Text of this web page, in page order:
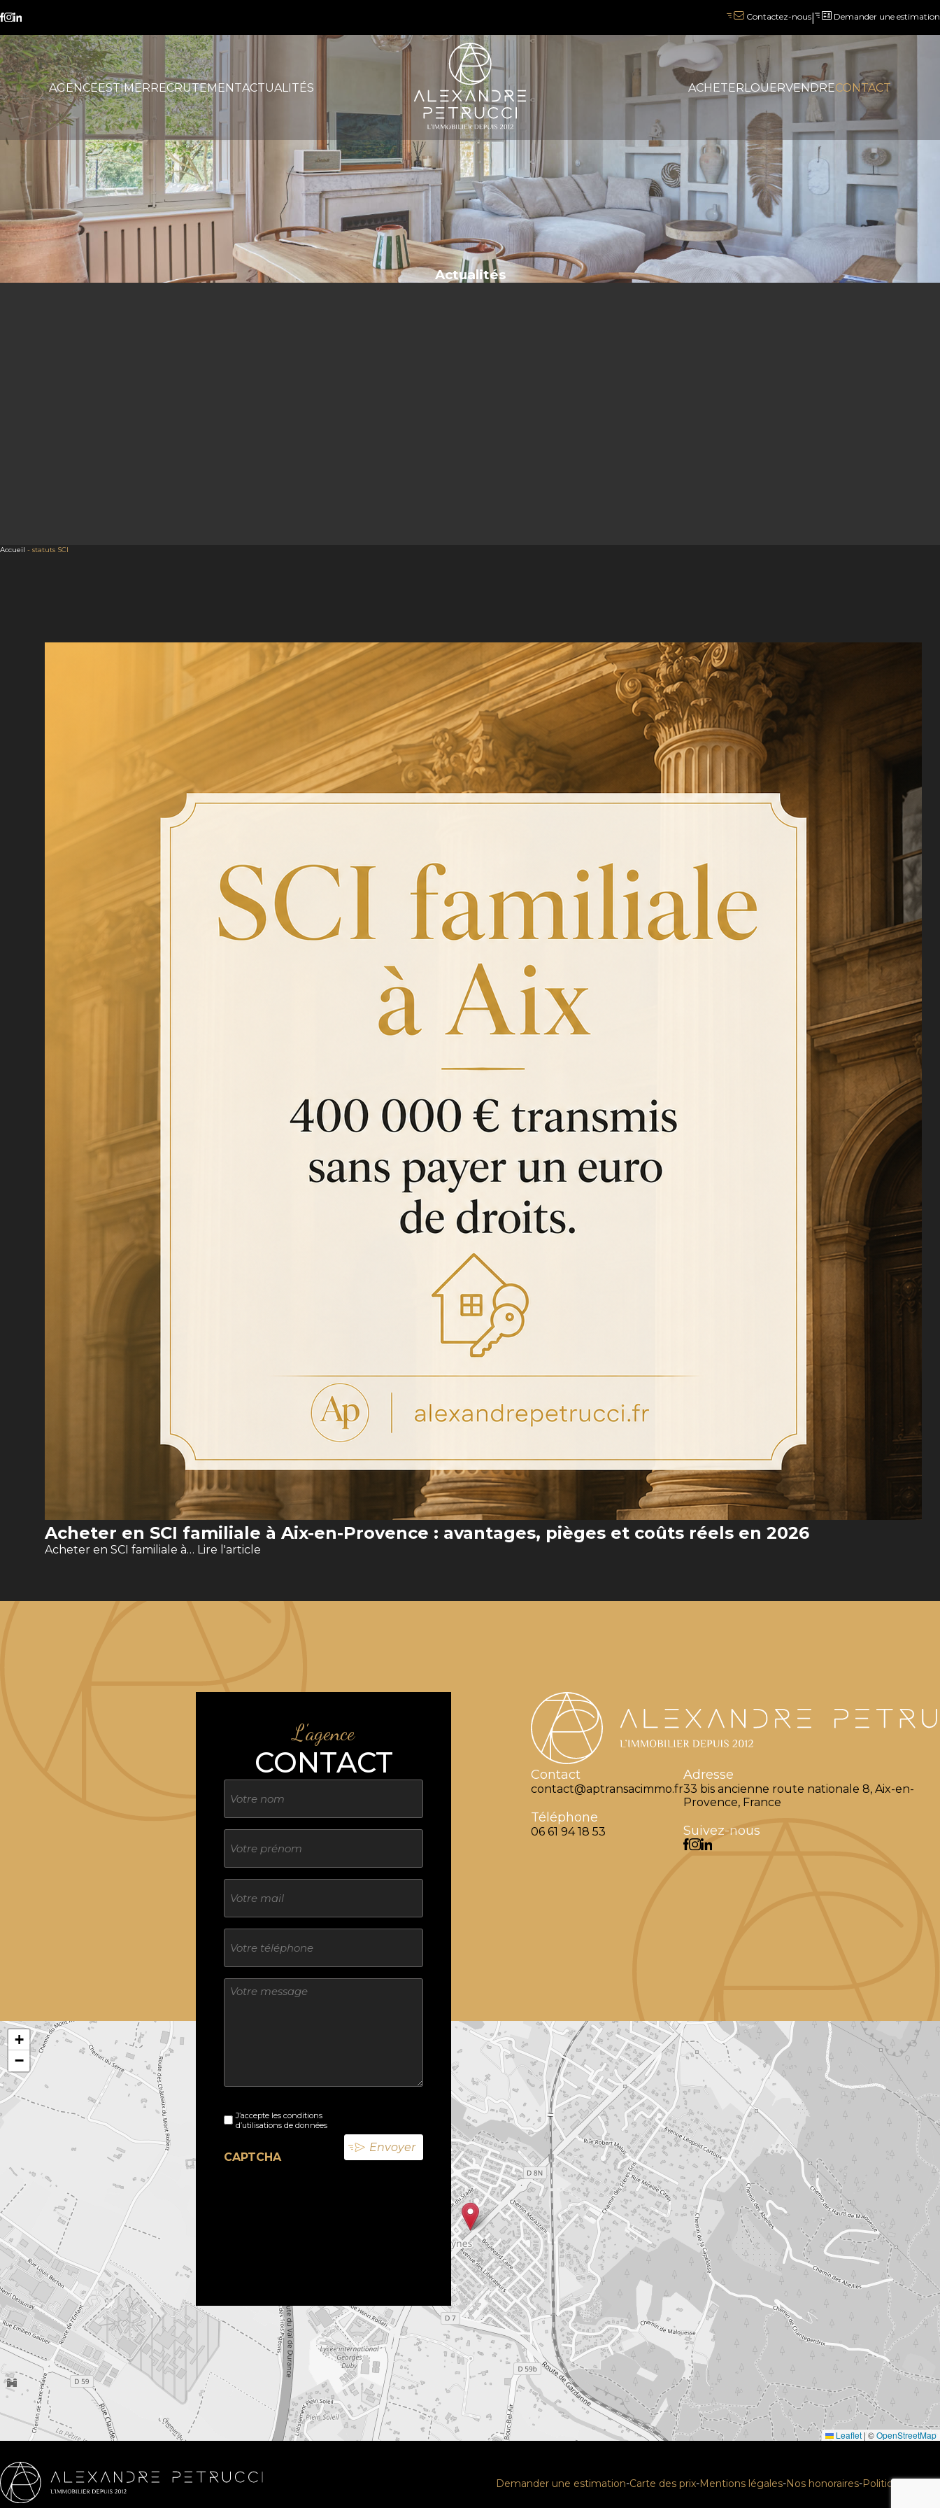
Contactez-nous Demander une estimation
AGENCEESTIMERRECRUTEMENTACTUALITÉS ACHETERLOUERVENDRECONTACT
statuts SCI
Actualités
Accueil - statuts SCI
Acheter en SCI familiale à Aix-en-Provence : avantages, pièges et coûts réels en 2026
Acheter en SCI familiale à… Lire l'article
Contact
contact@aptransacimmo.fr
Téléphone
06 61 94 18 53
Adresse
33 bis ancienne route nationale 8, Aix-en-
Provence, France
Suivez-nous
L'agence
CONTACT
Nom
Sans
titre
E-
mail
Téléphone
Sans
titre
titreJ’accepte les conditions
d’utilisations de données
CAPTCHA
+
−
Leaflet | ©OpenStreetMap
Demander une estimation-Carte des prix-Mentions légales-Nos honoraires-Politique RGPD